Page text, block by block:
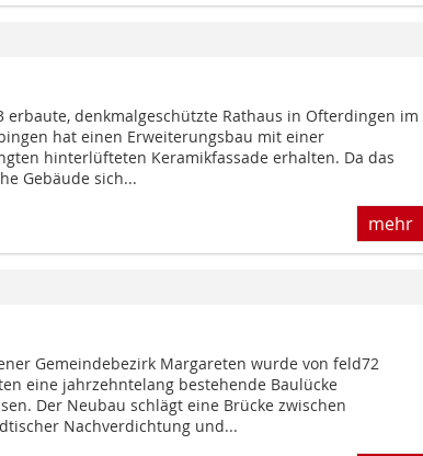
erbaute, denkmalgeschützte Rathaus in Ofterdingen im
hat einen Erweiterungsbau mit einer
hinterlüfteten Keramikfassade erhalten. Da das
Gebäude sich...
mehr
Gemeindebezirk Margareten wurde von feld72
eine jahrzehntelang bestehende Baulücke
Der Neubau schlägt eine Brücke zwischen
Nachverdichtung und...